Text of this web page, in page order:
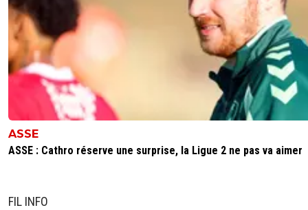
ASSE
ASSE : Cathro réserve une surprise, la Ligue 2 ne pas va aimer
FIL INFO